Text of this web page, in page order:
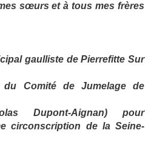
sœurs et à tous mes frères
gaulliste de Pierrefitte Sur
du Comité de Jumelage de
Dupont-Aignan) pour
circonscription de la Seine-